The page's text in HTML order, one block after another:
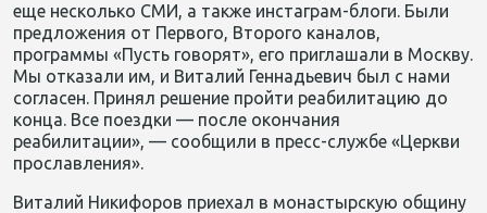
еще несколько СМИ, а также инстаграм-блоги. Были
предложения от Первого, Второго каналов,
программы «Пусть говорят», его приглашали в Москву.
Мы отказали им, и Виталий Геннадьевич был с нами
согласен. Принял решение пройти реабилитацию до
конца. Все поездки — после окончания
реабилитации», — сообщили в пресс-службе «Церкви
прославления».
Виталий Никифоров приехал в монастырскую общину